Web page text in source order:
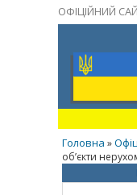
ОФІЦІЙНИЙ
Головна »
об’єкти